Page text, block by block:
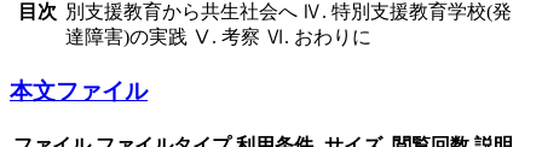
目次 別支援教育から共生社会へ Ⅳ. 特別支援教育学校(発
達障害)の実践 Ⅴ. 考察 Ⅵ. おわりに
本文ファイル